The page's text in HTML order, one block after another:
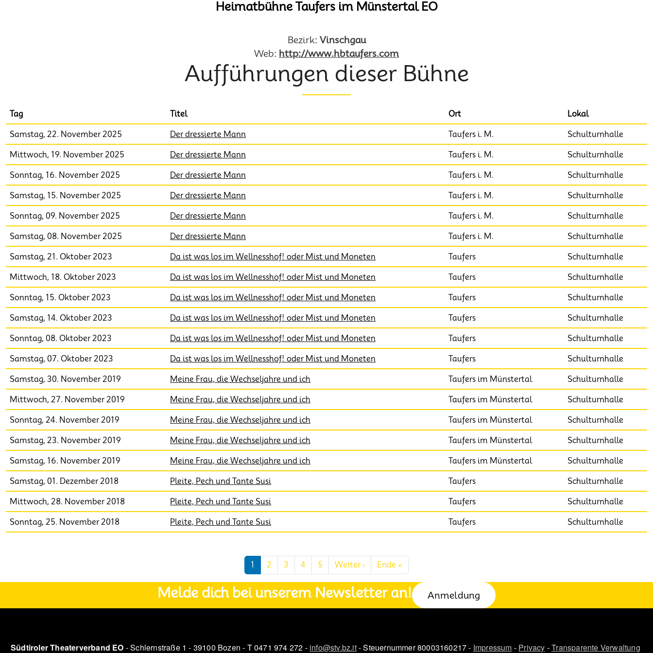
Heimatbühne Taufers im Münstertal EO
Bezirk: Vinschgau
Web: http://www.hbtaufers.com
Aufführungen dieser Bühne
Tag Titel Ort Lokal
Samstag, 22. November 2025 Der dressierte Mann Taufers i. M. Schulturnhalle
Mittwoch, 19. November 2025 Der dressierte Mann Taufers i. M. Schulturnhalle
Sonntag, 16. November 2025 Der dressierte Mann Taufers i. M. Schulturnhalle
Samstag, 15. November 2025 Der dressierte Mann Taufers i. M. Schulturnhalle
Sonntag, 09. November 2025 Der dressierte Mann Taufers i. M. Schulturnhalle
Samstag, 08. November 2025 Der dressierte Mann Taufers i. M. Schulturnhalle
Samstag, 21. Oktober 2023 Da ist was los im Wellnesshof! oder Mist und Moneten Taufers Schulturnhalle
Mittwoch, 18. Oktober 2023 Da ist was los im Wellnesshof! oder Mist und Moneten Taufers Schulturnhalle
Sonntag, 15. Oktober 2023 Da ist was los im Wellnesshof! oder Mist und Moneten Taufers Schulturnhalle
Samstag, 14. Oktober 2023 Da ist was los im Wellnesshof! oder Mist und Moneten Taufers Schulturnhalle
Sonntag, 08. Oktober 2023 Da ist was los im Wellnesshof! oder Mist und Moneten Taufers Schulturnhalle
Samstag, 07. Oktober 2023 Da ist was los im Wellnesshof! oder Mist und Moneten Taufers Schulturnhalle
Samstag, 30. November 2019 Meine Frau, die Wechseljahre und ich Taufers im Münstertal Schulturnhalle
Mittwoch, 27. November 2019 Meine Frau, die Wechseljahre und ich Taufers im Münstertal Schulturnhalle
Sonntag, 24. November 2019 Meine Frau, die Wechseljahre und ich Taufers im Münstertal Schulturnhalle
Samstag, 23. November 2019 Meine Frau, die Wechseljahre und ich Taufers im Münstertal Schulturnhalle
Samstag, 16. November 2019 Meine Frau, die Wechseljahre und ich Taufers im Münstertal Schulturnhalle
Samstag, 01. Dezember 2018 Pleite, Pech und Tante Susi Taufers Schulturnhalle
Mittwoch, 28. November 2018 Pleite, Pech und Tante Susi Taufers Schulturnhalle
Sonntag, 25. November 2018 Pleite, Pech und Tante Susi Taufers Schulturnhalle
1 2 3 4 5 Weiter › Nächste Seite
Ende »
Melde dich bei unserem Newsletter an! Anmeldung
Südtiroler Theaterverband EO - Schlernstraße 1 - 39100 Bozen - T 0471 974 272 - info@stv.bz.it- Steuernummer 80003160217 - Impressum - Privacy -Transparente Verwaltung